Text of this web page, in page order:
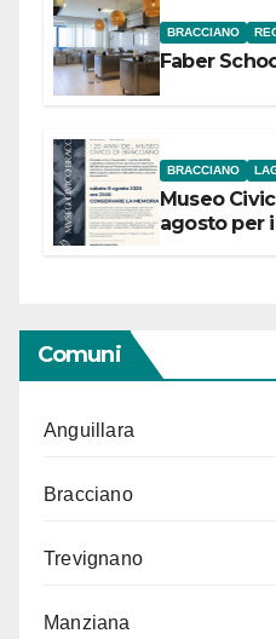
BRACCIANO
Faber
BRACCIANO
Museo
agosto per
Comuni
Anguillara
Bracciano
Trevignano
Manziana